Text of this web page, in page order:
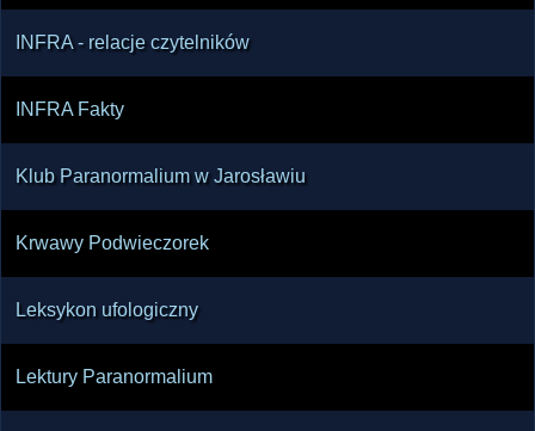
INFRA - relacje czytelników
INFRA Fakty
Klub Paranormalium w Jarosławiu
Krwawy Podwieczorek
Leksykon ufologiczny
Lektury Paranormalium